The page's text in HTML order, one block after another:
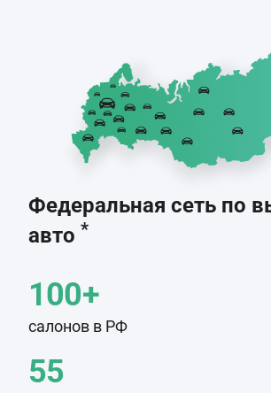
Федеральная сеть по
авто *
100+
салонов в РФ
55